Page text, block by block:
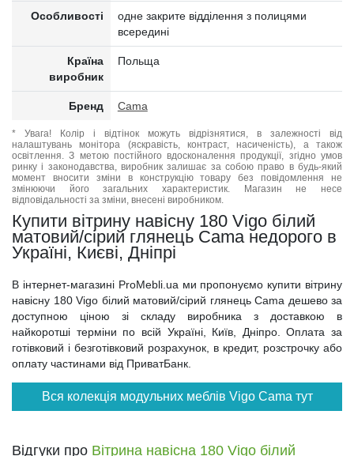
Особливості
одне закрите відділення з полицями
всередині
Країна
виробник
Польща
Бренд Cama
* Увага! Колір і відтінок можуть відрізнятися, в залежності від
налаштувань монітора (яскравість, контраст, насиченість), а також
освітлення. З метою постійного вдосконалення продукції, згідно умов
ринку і законодавства, виробник залишає за собою право в будь-який
момент вносити зміни в конструкцію товару без повідомлення не
змінюючи його загальних характеристик. Магазин не несе
відповідальності за зміни, внесені виробником.
Купити вітрину навісну 180 Vigo білий
матовий/сірий глянець Cama недорого в
Україні, Києві, Дніпрі
В інтернет-магазині ProMebli.ua ми пропонуємо купити вітрину
навісну 180 Vigo білий матовий/сірий глянець Cama дешево за
доступною ціною зі складу виробника з доставкою в
найкоротші терміни по всій Україні, Київ, Дніпро. Оплата за
готівковий і безготівковий розрахунок, в кредит, розстрочку або
оплату частинами від ПриватБанк.
Вся колекція модульних меблів Vigo Cama тут
Відгуки про Вітрина навісна 180 Vigo білий